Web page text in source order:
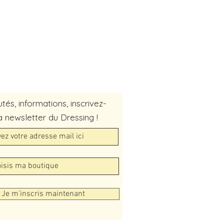
informations, inscrivez-
newsletter du Dressing !
Je m'inscris maintenant